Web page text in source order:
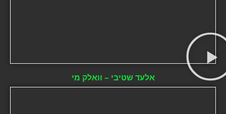
אלעד שטיבי – וואלק מי